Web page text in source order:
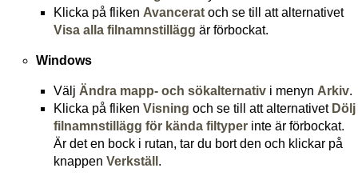
Klicka på fliken Avancerat och se till att alternativet
Visa alla filnamnstillägg är förbockat.
Windows
Välj Ändra mapp- och sökalternativ i menyn Arkiv.
Klicka på flikenVisning och se till att alternativet Dölj
filnamnstillägg för kända filtyper inte är förbockat.
Är det en bock i rutan, tar du bort den och klickar på
knappenVerkställ .